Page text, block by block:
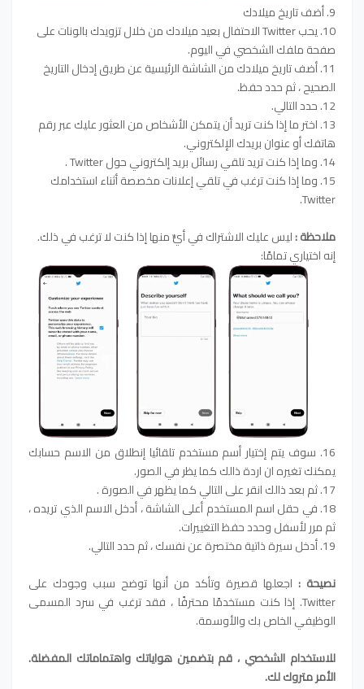
9. أضف تاريخ ميلادك
10. يحب Twitter الاحتفال بعيد ميلادك من خلال تزويدك بالونات على
صفحة ملفك الشخصي في اليوم.
11. أضف تاريخ ميلادك من الشاشة الرئيسية عن طريق إدخال التاريخ
الصحيح ، ثم حدد حفظ.
12. حدد التالي.
13. اختر ما إذا كنت تريد أن يتمكن الأشخاص من العثور عليك عبر رقم
هاتفك أو عنوان بريدك الإلكتروني.
14. وما إذا كنت تريد تلقي رسائل بريد إلكتروني حول Twitter .
15. وما إذا كنت ترغب في تلقي إعلانات مخصصة أثناء استخدامك
Twitter.
ملاحظة :ليس عليك الاشتراك في أيٍّ منها إذا كنت لا ترغب في ذلك.
إنه اختياري تمامًا:
16. سوف يتم إختيار أسم مستخدم تلقائيا إنطلاق من الاسم حسابك
يمكنك تغيره ان اردة ذالك كما يظر في الصور.
17. ثم بعد ذالك انقر على التالي كما يظهر في الصورة .
18. في حقل اسم المستخدم أعلى الشاشة ، أدخل الاسم الذي تريده ،
ثم مرر لأسفل وحدد حفظ التغييرات.
19. أدخل سيرة ذاتية مختصرة عن نفسك ، ثم حدد التالي.
نصيحة : اجعلها قصيرة وتأكد من أنها توضح سبب وجودك على
Twitter. إذا كنت مستخدمًا محترفًا ، فقد ترغب في سرد ​​المسمى
الوظيفي الخاص بك والأوسمة.
للاستخدام الشخصي ، قم بتضمين هواياتك واهتماماتك المفضلة.
الأمر متروك لك.